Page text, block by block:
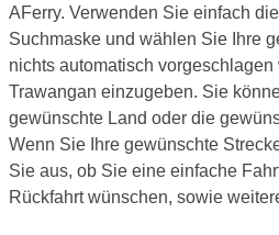
AFerry. Verwenden Sie einfach
Suchmaske und wählen Sie Ihre
nichts automatisch
Trawangan einzugeben. Sie
gewünschte Land oder die
Wenn Sie Ihre gewünschte
Sie aus, ob Sie eine einfache
Rückfahrt wünschen, sowie